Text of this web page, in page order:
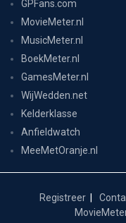
GPFans.com
MovieMeter.nl
MusicMeter.nl
BoekMeter.nl
GamesMeter.nl
WijWedden.net
Kelderklasse
Anfieldwatch
MeeMetOranje.nl
Registreer